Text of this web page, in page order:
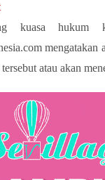
kuasa hukum
mengatakan
atau akan